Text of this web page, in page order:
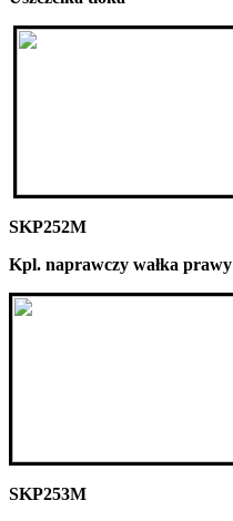
SKP252M
Kpl. naprawczy wałka prawy
SKP253M